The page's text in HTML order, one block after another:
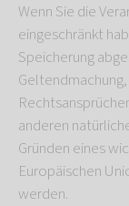
Wenn Sie die
eingeschränkt
Speicherung
anderen
Gründen eines
Europäischen
werden.